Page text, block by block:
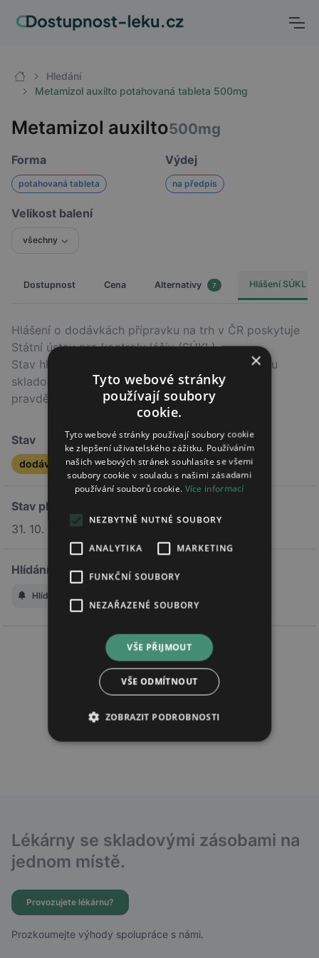
Hledání
Metamizol auxilto potahovaná tableta 500mg
Metamizol auxilto500mg
Forma
potahovaná tableta
Výdej
na předpis
Velikost balení
všechny
Dostupnost Cena Alternativy 7 Hlášení SÚKL
Hlášení o dodávkách přípravku na trh v ČR poskytuje
Státní ústav pro kontrolu léčiv (SÚKL).
Stav hlášení nemusí odpovídat skutečnému stavu
skladových zásob v lékárnách, ale indikuje
pravděpodobný trend.
Stav
dodávka ukončena
Stav platí od
31. 10. 2025
Hlídání změny stavu
Hlídat změnu stavu
Lékárny se skladovými zásobami na
jednom místě.
Provozujete lékárnu?
Prozkoumejte výhody spolupráce s námi.
×
Tyto webové stránky
používají soubory
cookie.
Tyto webové stránky používají soubory cookie
ke zlepšení uživatelského zážitku. Používáním
našich webových stránek souhlasíte se všemi
soubory cookie v souladu s našimi zásadami
používání souborů cookie. Více informací
NEZBYTNĚ NUTNÉ SOUBORY
ANALYTIKA MARKETING
FUNKČNÍ SOUBORY
NEZAŘAZENÉ SOUBORY
VŠE PŘIJMOUT
VŠE ODMÍTNOUT
ZOBRAZIT PODROBNOSTI